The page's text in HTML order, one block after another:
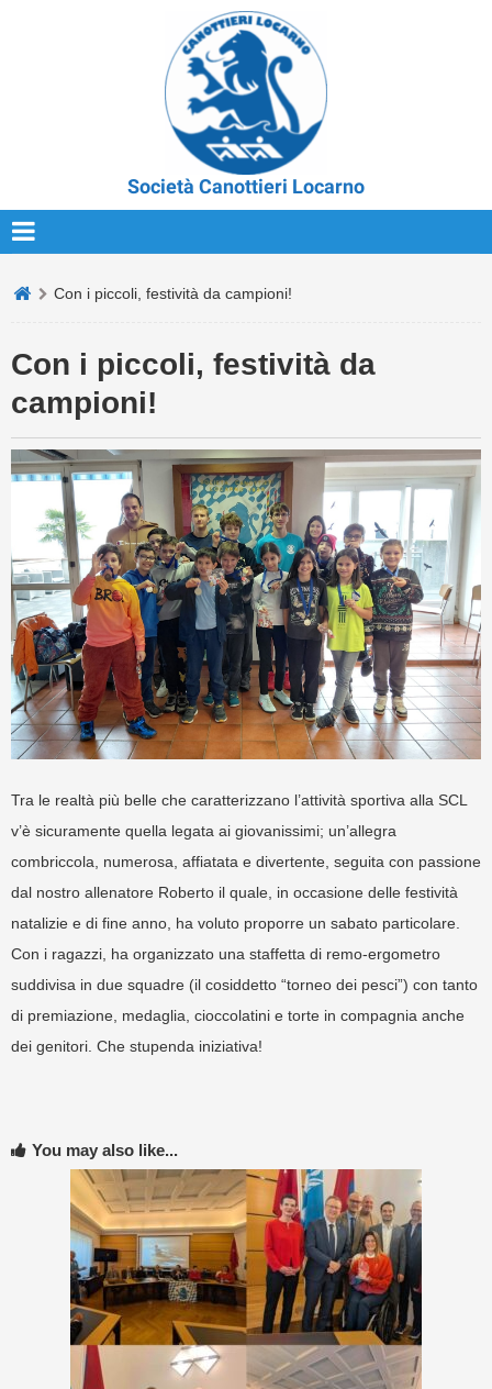
Società Canottieri Locarno
Con i piccoli, festività da campioni!
Con i piccoli, festività da
campioni!
Tra le realtà più belle che caratterizzano l’attività sportiva alla SCL
v’è sicuramente quella legata ai giovanissimi; un’allegra
combriccola, numerosa, affiatata e divertente, seguita con passione
dal nostro allenatore Roberto il quale, in occasione delle festività
natalizie e di fine anno, ha voluto proporre un sabato particolare.
Con i ragazzi, ha organizzato una staffetta di remo-ergometro
suddivisa in due squadre (il cosiddetto “torneo dei pesci”) con tanto
di premiazione, medaglia, cioccolatini e torte in compagnia anche
dei genitori. Che stupenda iniziativa!
You may also like...